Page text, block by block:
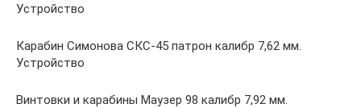
Устройство
Карабин Симонова СКС-45 патрон калибр 7,62 мм.
Устройство
Винтовки и карабины Маузер 98 калибр 7,92 мм.